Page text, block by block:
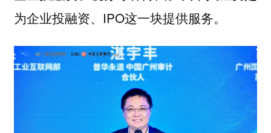
为企业投融资、IPO这一块提供服务。